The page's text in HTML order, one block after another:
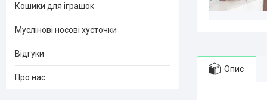
Опис
Кошики для іграшок
Муслінові носові хусточки
Відгуки
Про нас